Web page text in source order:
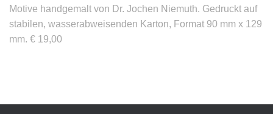
Motive handgemalt von Dr. Jochen Niemuth. Gedruckt auf
stabilen, wasserabweisenden Karton, Format 90 mm x 129
mm. € 19,00